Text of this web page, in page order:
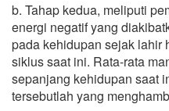
b. Tahap kedua, meliputi
energi negatif yang
pada kehidupan sejak lahir
siklus saat ini. Rata-rata
sepanjang kehidupan saat
tersebutlah yang